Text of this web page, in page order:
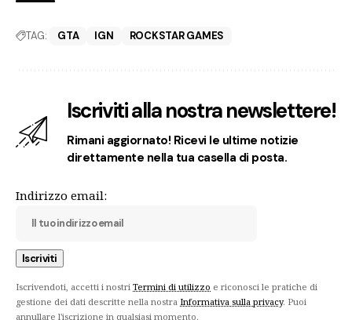
TAG: GTA IGN ROCKSTAR GAMES
Iscriviti alla nostra newslettere!
Rimani aggiornato! Ricevi le ultime notizie
direttamente nella tua casella di posta.
Indirizzo email:
Iscrivendoti, accetti i nostri Termini di utilizzo e riconosci le pratiche di
gestione dei dati descritte nella nostra Informativa sulla privacy. Puoi
annullare l'iscrizione in qualsiasi momento.